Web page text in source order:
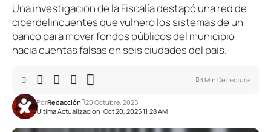
Una investigación de la Fiscalía destapó una red de
ciberdelincuentes que vulneró los sistemas de un
banco para mover fondos públicos del municipio
hacia cuentas falsas en seis ciudades del país.
Última Actualización: Oct 20, 2025 11:28 AM
PorRedacción 20 Octubre, 2025
3 Min De Lectura